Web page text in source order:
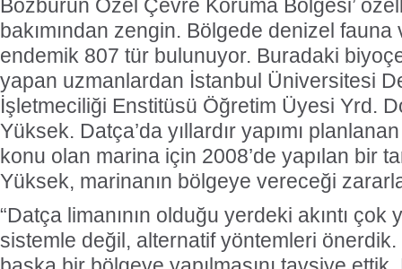
Bozburun Özel Çevre Koruma Bölgesi’
bakımından zengin. Bölgede denizel
endemik 807 tür bulunuyor. Buradaki
yapan uzmanlardan İstanbul Üniversitesi
İşletmeciliği Enstitüsü Öğretim Üyesi Yrd.
Yüksek. Datça’da yıllardır yapımı
konu olan marina için 2008’de yapılan bir
Yüksek, marinanın bölgeye vereceği
“Datça limanının olduğu yerdeki akıntı
sistemle değil, alternatif yöntemleri